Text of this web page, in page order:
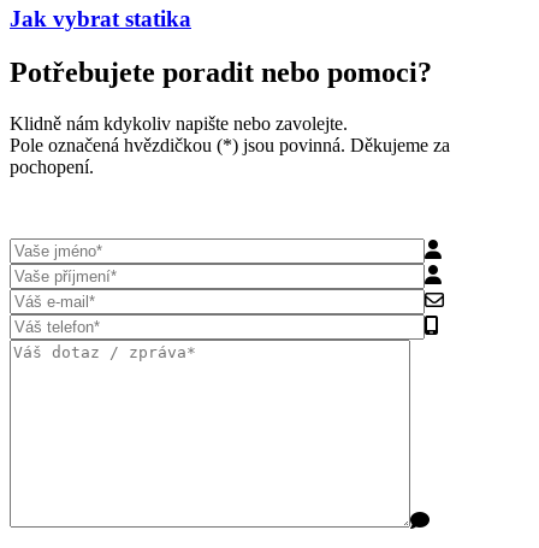
Jak vybrat statika
Potřebujete poradit nebo pomoci?
Klidně nám kdykoliv napište nebo zavolejte.
Pole označená hvězdičkou (*) jsou povinná. Děkujeme za
pochopení.